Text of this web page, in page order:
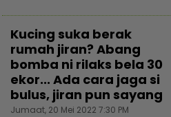
Kucing suka berak
rumah jiran? Abang
bomba ni rilaks bela 30
ekor... Ada cara jaga si
bulus, jiran pun sayang
Jumaat, 20 Mei 2022 7:30 PM